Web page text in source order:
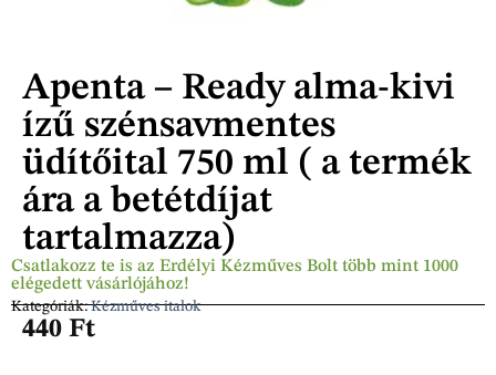
Csatlakozz te is az Erdélyi Kézműves Bolt több mint 1000
elégedett vásárlójához!
Kategóriák:Kézműves italok
Apenta – Ready alma-kivi
ízű szénsavmentes
üdítőital 750 ml ( a termék
ára a betétdíjat
tartalmazza)
440 Ft